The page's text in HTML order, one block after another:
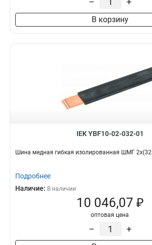
В корзину
IEK YBF10-02-032-01
Шина медная гибкая изолированная ШМГ
Подробнее
Наличие: В наличии
10 046,07 ₽
оптовая цена
– +